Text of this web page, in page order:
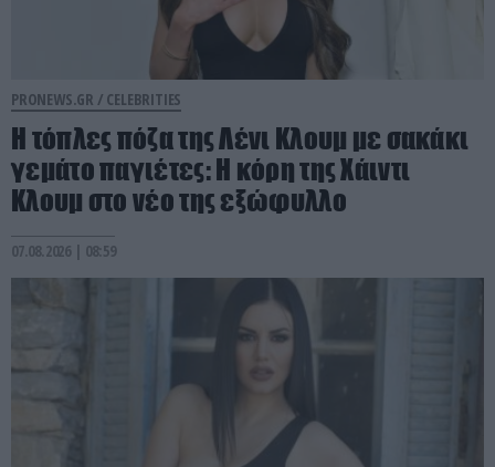
PRONEWS.GR / CELEBRITIES
Η τόπλες πόζα της Λένι Κλουμ με σακάκι
γεμάτο παγιέτες: Η κόρη της Χάιντι
Κλουμ στο νέο της εξώφυλλο
07.08.2026 | 08:59